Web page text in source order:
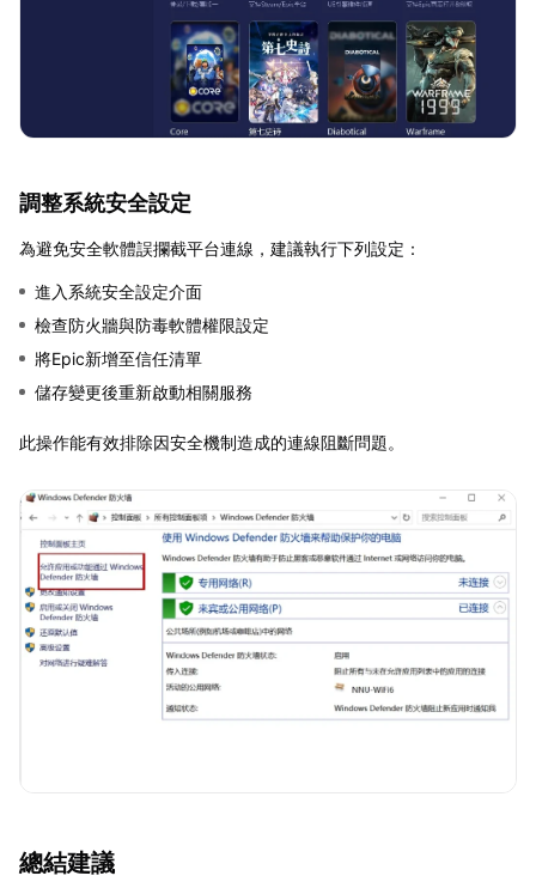
調整系統安全設定
為避免安全軟體誤攔截平台連線，建議執行下列設定：
進入系統安全設定介面
檢查防火牆與防毒軟體權限設定
將Epic新增至信任清單
儲存變更後重新啟動相關服務
此操作能有效排除因安全機制造成的連線阻斷問題。
總結建議